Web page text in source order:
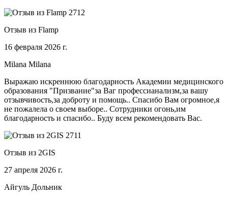
Отзыв из Flamp
16 февраля 2026 г.
Milana Milana
Выражаю искреннюю благодарность Академии медицинского
образования "Призвание"за Ваг профессианализм,за вашу
отзывчивость,за доброту и помощь.. Спасибо Вам огромное,я
не пожалела о своем выборе.. Сотрудники огонь,им
благодарность и спасибо.. Буду всем рекомендовать Вас.
Отзыв из 2GIS
27 апреля 2026 г.
Айгуль Дольник